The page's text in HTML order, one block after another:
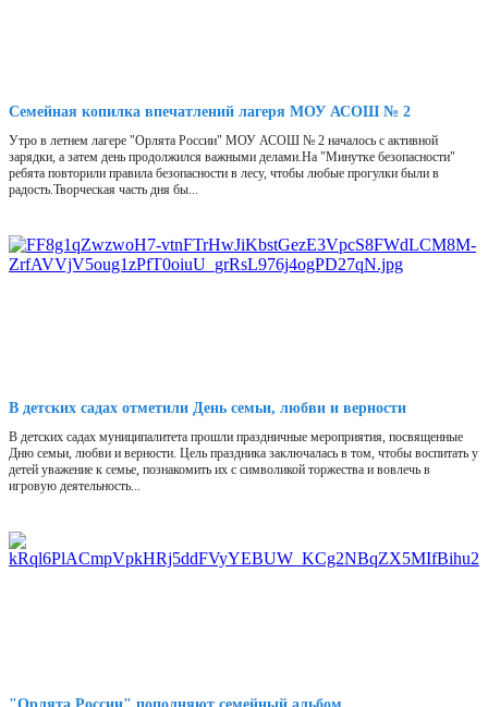
Семейная копилка впечатлений лагеря МОУ АСОШ № 2
Утро в летнем лагере "Орлята России" МОУ АСОШ № 2 началось с активной
зарядки, а затем день продолжился важными делами.На "Минутке безопасности"
ребята повторили правила безопасности в лесу, чтобы любые прогулки были в
радость.Творческая часть дня бы...
В детских садах отметили День семьи, любви и верности
В детских садах муниципалитета прошли праздничные мероприятия, посвященные
Дню семьи, любви и верности. Цель праздника заключалась в том, чтобы воспитать у
детей уважение к семье, познакомить их с символикой торжества и вовлечь в
игровую деятельность...